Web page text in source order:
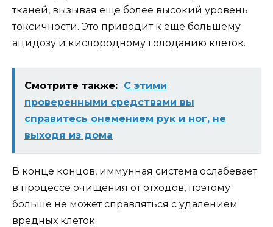
тканей, вызывая еще более высокий уровень
токсичности. Это приводит к еще большему
ацидозу и кислородному голоданию клеток.
Смотрите также: С этими
проверенными средствами вы
справитесь онемением рук и ног, не
выходя из дома
В конце концов, иммунная система ослабевает
в процессе очищения от отходов, поэтому
больше не может справляться с удалением
вредных клеток.